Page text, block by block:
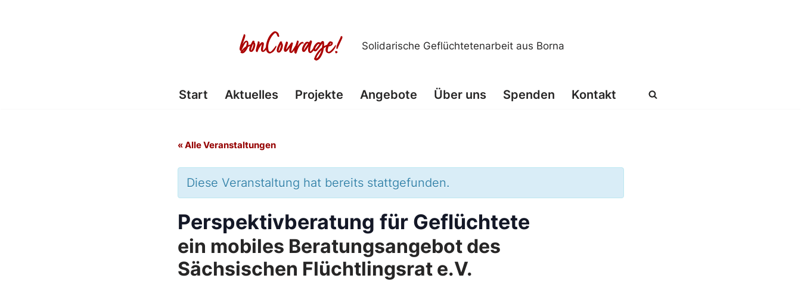
Solidarische Geflüchtetenarbeit aus Borna
Start Aktuelles Projekte Angebote Über uns Spenden Kontakt
« Alle Veranstaltungen
Diese Veranstaltung hat bereits stattgefunden.
Perspektivberatung für Geflüchtete
ein mobiles Beratungsangebot des
Sächsischen Flüchtlingsrat e.V.